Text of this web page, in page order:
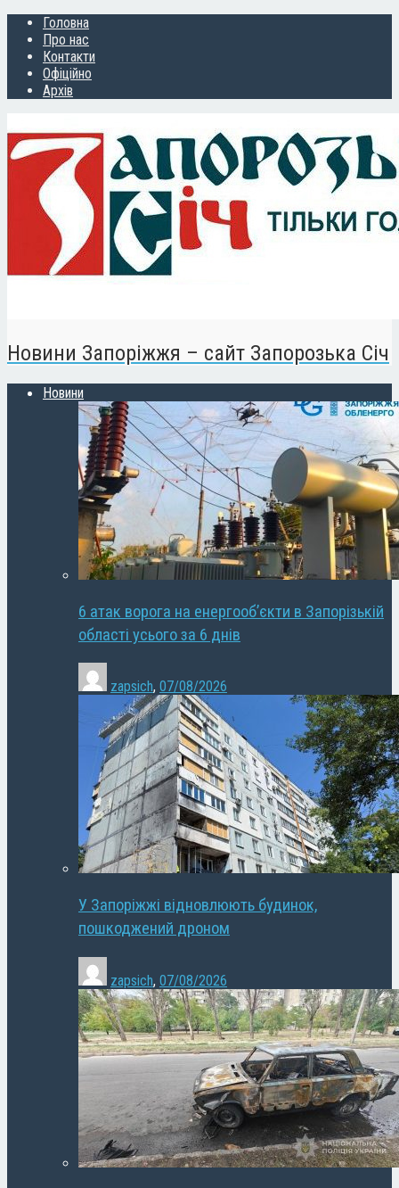
Головна
Про нас
Контакти
Офіційно
Архів
Новини Запоріжжя – сайт Запорозька Січ
Новини
6 атак ворога на енергооб’єкти в Запорізькій
області усього за 6 днів
zapsich, 07/08/2026
У Запоріжжі відновлюють будинок,
пошкоджений дроном
zapsich, 07/08/2026